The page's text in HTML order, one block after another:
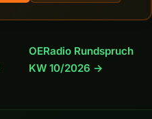
OERadio Rundspruch
KW 10/2026 →